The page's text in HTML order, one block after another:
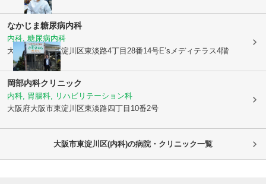
なかじま糖尿病内科
内科, 糖尿病内科
大阪府大阪市東淀川区東淡路4丁目28番14号E’sメディテラス4階
岡部内科クリニック
内科, 胃腸科, リハビリテーション科
大阪府大阪市東淀川区東淡路四丁目10番2号
大阪市東淀川区(内科)の病院・クリニック一覧